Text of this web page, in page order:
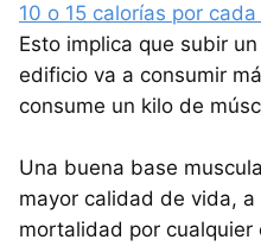
10 o 15 calorías por
Esto implica que subir
edificio va a consumir
consume un kilo de
Una buena base
mayor calidad de vida,
mortalidad por cualquier